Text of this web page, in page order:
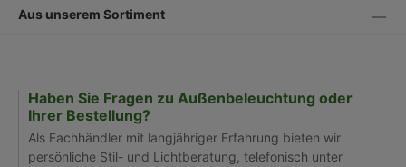
Aus unserem Sortiment
Haben Sie Fragen zu Außenbeleuchtung oder
Ihrer Bestellung?
Als Fachhändler mit langjähriger Erfahrung bieten wir
persönliche Stil- und Lichtberatung, telefonisch unter